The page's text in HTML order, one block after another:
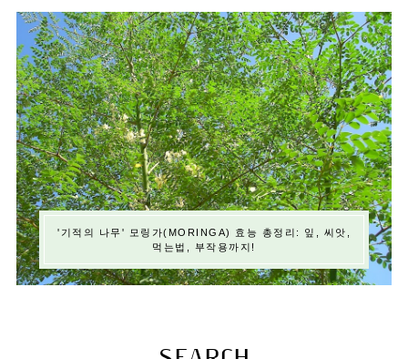
'기적의 나무' 모링가(MORINGA) 효능 총정리: 잎, 씨앗,
먹는법, 부작용까지!